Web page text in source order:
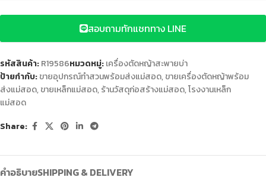
สอบถามทักแชททาง LINE
รหัสสินค้า:R19586หมวดหมู่:เครื่องตัดหญ้าสะพายบ่า
ป้ายกำกับ:ขายอุปกรณ์ทำสวนพร้อมส่งแม่สอด,ขายเครื่องตัดหญ้าพร้อม
ส่งแม่สอด,ขายเหล็กแม่สอด,ร้านวัสดุก่อสร้างแม่สอด,โรงงานเหล็ก
แม่สอด
Share:
คำอธิบายSHIPPING & DELIVERY